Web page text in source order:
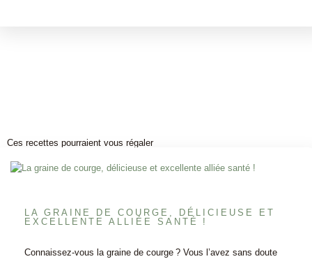
Ces recettes pourraient vous régaler
LA GRAINE DE COURGE, DÉLICIEUSE ET
EXCELLENTE ALLIÉE SANTÉ !
Connaissez-vous la graine de courge ? Vous l’avez sans doute